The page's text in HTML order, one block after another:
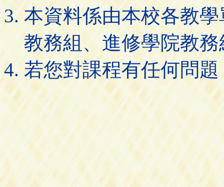
本資料係由本校各教
教務組、進修學院教
若您對課程有任何問